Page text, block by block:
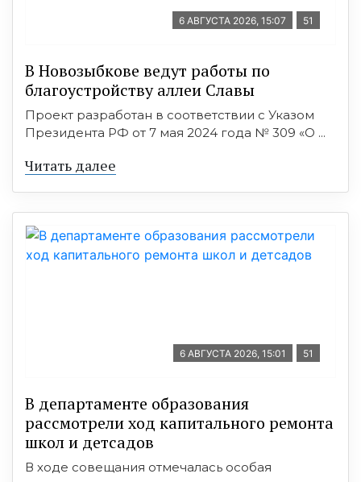
6 АВГУСТА 2026, 15:07 51
В Новозыбкове ведут работы по
благоустройству аллеи Славы
Проект разработан в соответствии с Указом
Президента РФ от 7 мая 2024 года № 309 «О ...
Читать далее
6 АВГУСТА 2026, 15:01 51
В департаменте образования
рассмотрели ход капитального ремонта
школ и детсадов
В ходе совещания отмечалась особая